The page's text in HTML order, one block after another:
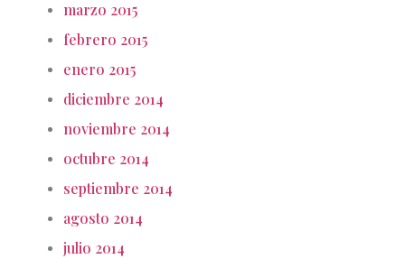
marzo 2015
febrero 2015
enero 2015
diciembre 2014
noviembre 2014
octubre 2014
septiembre 2014
agosto 2014
julio 2014